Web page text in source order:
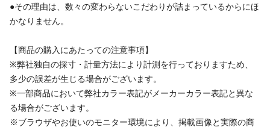
●その理由は、数々の変わらないこだわりが詰まっているからにほ
かなりません。
【商品の購入にあたっての注意事項】
※弊社独自の採寸・計量方法により計測を行っておりますため、
多少の誤差が生じる場合がございます。
※一部商品において弊社カラー表記がメーカーカラー表記と異な
る場合がございます。
※ブラウザやお使いのモニター環境により、掲載画像と実際の商